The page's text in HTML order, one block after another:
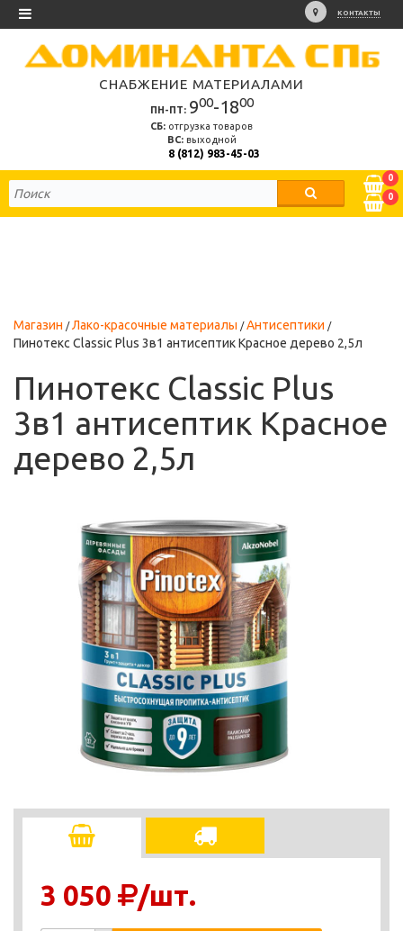
КОНТАКТЫ
СНАБЖЕНИЕ МАТЕРИАЛАМИ
ПН-ПТ: 900-1800
СБ: отгрузка товаров
ВС:выходной
8 (812) 983-45-03
0
0
Магазин Лако-красочные материалы
Антисептики
Пинотекс Classic Plus 3в1 антисептик Красное дерево 2,5л
Пинотекс Classic Plus
3в1 антисептик Красное
дерево 2,5л
3 050 /шт.